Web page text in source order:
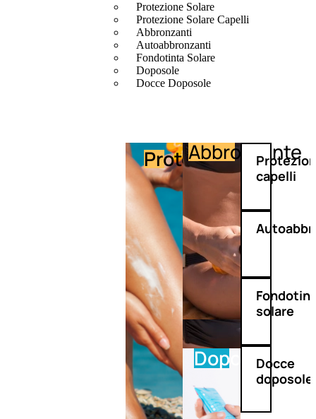
Protezione Solare
Protezione Solare Capelli
Abbronzanti
Autoabbronzanti
Fondotinta Solare
Doposole
Docce Doposole
Protezione
Abbronzante
Doposole
capelli
solare
Docce
doposole